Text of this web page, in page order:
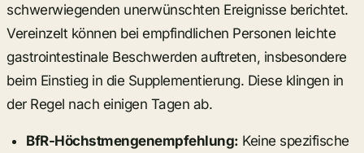
schwerwiegenden unerwünschten Ereignisse berichtet.
Vereinzelt können bei empfindlichen Personen leichte
gastrointestinale Beschwerden auftreten, insbesondere
beim Einstieg in die Supplementierung. Diese klingen in
der Regel nach einigen Tagen ab.
BfR-Höchstmengenempfehlung: Keine spezifische